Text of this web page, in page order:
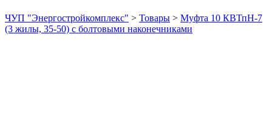
ЧУП "Энергостройкомплекс" > Товары > Муфта 10 КВТпН-7
(3 жилы, 35-50) с болтовыми наконечниками